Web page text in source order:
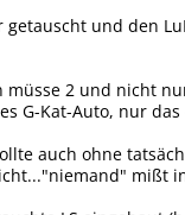
getauscht und den
müsse 2 und nicht
G-Kat-Auto, nur
auch ohne
mißt